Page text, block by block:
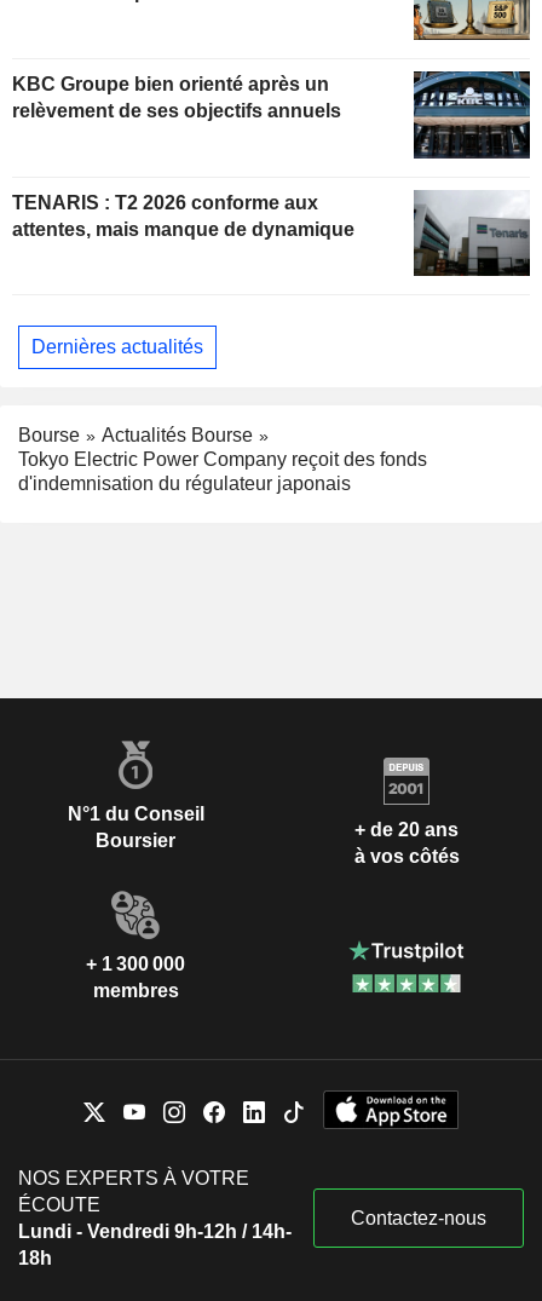
KBC Groupe bien orienté après un
relèvement de ses objectifs annuels
TENARIS : T2 2026 conforme aux
attentes, mais manque de dynamique
Dernières actualités
Bourse
Actualités Bourse
Tokyo Electric Power Company reçoit des fonds
d'indemnisation du régulateur japonais
N°1 du Conseil
Boursier
+ de 20 ans
à vos côtés
+ 1 300 000
membres
NOS EXPERTS À VOTRE
ÉCOUTE
Lundi - Vendredi 9h-12h / 14h-
18h
Contactez-nous